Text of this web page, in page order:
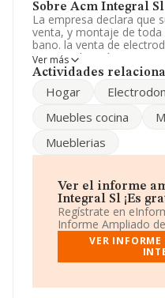
Sobre Acm Integral Sl
La empresa declara que
venta, y montaje de toda
bano. la venta de
comercialización,
clase accesorios de
Limitada. La actividad de
2512. La sociedad no
Su teléfono es
La sociedad española
B13311055, está situada
S/N, (13440),
Ciudad Real, Castilla-la
En base a la información
nacional alcanza los
Ver más
Actividades
Hogar
Muebles cocina
Mueblerias
Ver el informe
Integral Sl ¡Es
Regístrate en
Informe Ampliado
VER